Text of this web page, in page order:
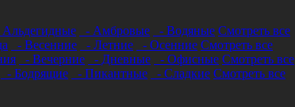
Альдегидные - Амбровые - Водяные Смотреть все
- Весенние - Летние - Осенние Смотреть все
- Вечерние - Дневные - Офисные Смотреть все
- Бодрящие - Пикантные - Сладкие Смотреть все